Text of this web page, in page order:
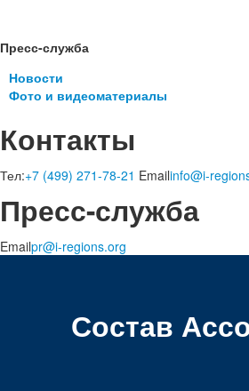
Пресс-служба
Новости
Фото и видеоматериалы
Контакты
Тел:+7 (499) 271-78-21 Emailinfo@i-
Пресс-служба
Emailpr@i-regions.org
Состав